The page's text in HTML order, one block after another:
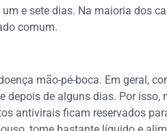
e sete dias. Na maioria dos
comum.
mão-pé-boca. Em geral,
depois de alguns dias. Por
antivirais ficam reservados